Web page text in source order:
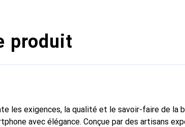
produit
les exigences, la qualité et le savoir-faire de la
avec élégance. Conçue par des artisans